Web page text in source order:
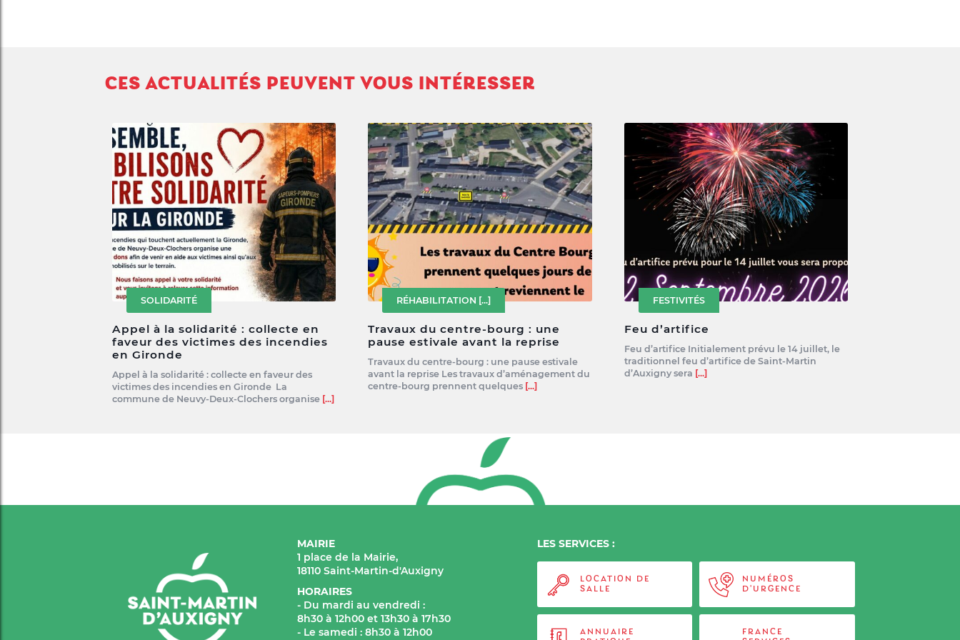
CES ACTUALITÉS PEUVENT VOUS INTÉRESSER
SOLIDARITÉ
Appel à la solidarité : collecte en
faveur des victimes des incendies
en Gironde
Appel à la solidarité : collecte en faveur des
victimes des incendies en Gironde La
commune de Neuvy-Deux-Clochers organise [...]
RÉHABILITATION [...]
Travaux du centre-bourg : une
pause estivale avant la reprise
Travaux du centre-bourg : une pause estivale
avant la reprise Les travaux d’aménagement du
centre-bourg prennent quelques [...]
FESTIVITÉS
Feu d’artifice
Feu d’artifice Initialement prévu le 14 juillet, le
traditionnel feu d’artifice de Saint-Martin
d’Auxigny sera [...]
MAIRIE
1 place de la Mairie,
18110 Saint-Martin-d'Auxigny
HORAIRES
- Du mardi au vendredi :
8h30 à 12h00 et 13h30 à 17h30
- Le samedi : 8h30 à 12h00
LES SERVICES :
LOCATION DE
SALLE
NUMÉROS
D'URGENCE
ANNUAIRE
FRANCE